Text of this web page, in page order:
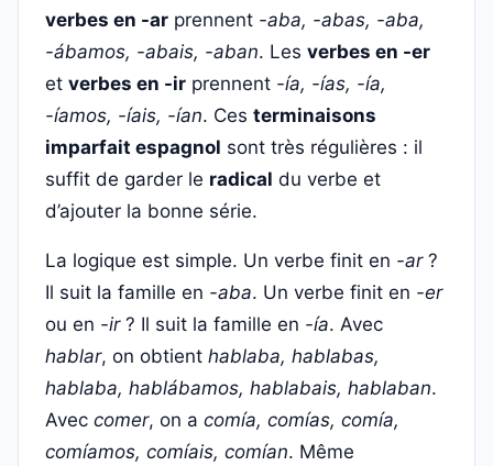
verbes en -ar prennent -aba, -abas, -aba,
-ábamos, -abais, -aban. Les verbes en -er
et verbes en -ir prennent -ía, -ías, -ía,
-íamos, -íais, -ían. Ces terminaisons
imparfait espagnol sont très régulières : il
suffit de garder le radical du verbe et
d’ajouter la bonne série.
La logique est simple. Un verbe finit en -ar?
Il suit la famille en -aba. Un verbe finit en -er
ou en -ir? Il suit la famille en -ía. Avec
hablar, on obtient hablaba, hablabas,
hablaba, hablábamos, hablabais, hablaban.
Avec comer, on a comía, comías, comía,
comíamos, comíais, comían. Même